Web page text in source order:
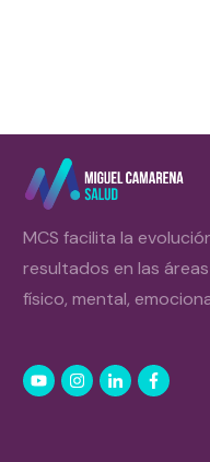
MCS facilita la
resultados en las
físico, mental,